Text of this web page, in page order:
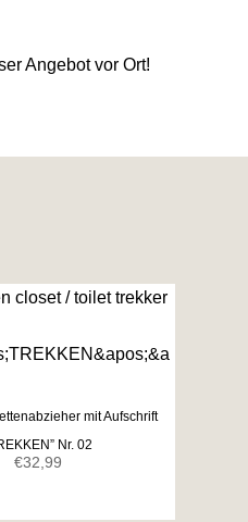
Angebot vor Ort!
mit Aufschrift
Nr. 02
€32,99